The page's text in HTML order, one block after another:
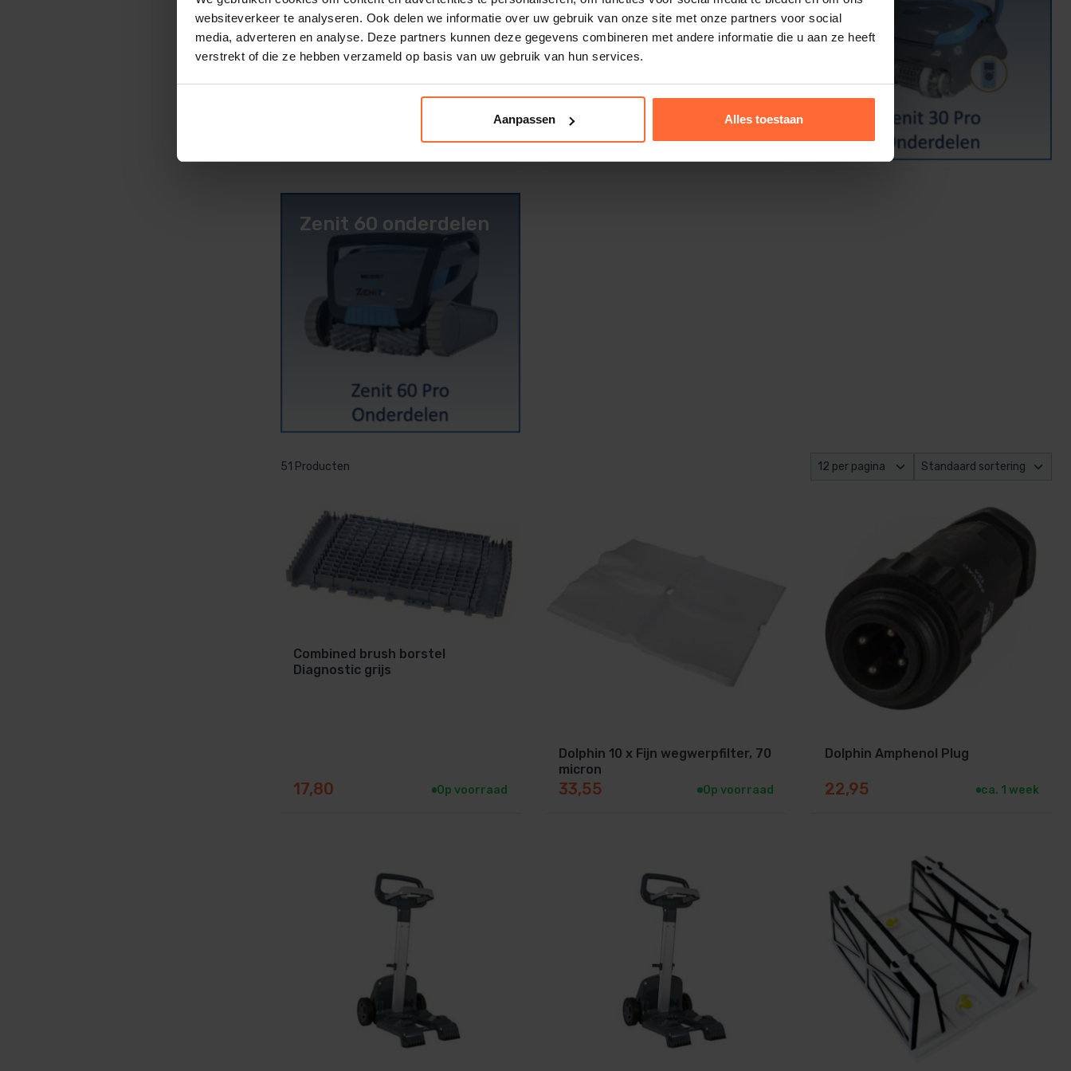
websiteverkeer te analyseren. Ook delen we informatie over uw gebruik van onze site met onze partners voor social
media, adverteren en analyse. Deze partners kunnen deze gegevens combineren met andere informatie die u aan ze heeft
verstrekt of die ze hebben verzameld op basis van uw gebruik van hun services.
Aanpassen Alles toestaan
Zenit 60 onderdelen
51 Producten
Combined brush borstel
Diagnostic grijs
17,80 Op voorraad
Dolphin 10 x Fijn wegwerpfilter, 70
micron
33,55 Op voorraad
Dolphin Amphenol Plug
22,95 ca. 1 week